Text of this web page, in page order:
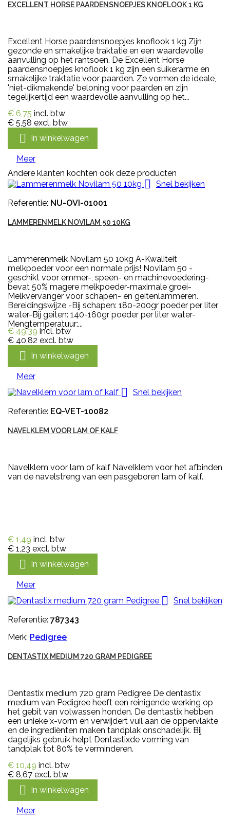
EXCELLENT HORSE PAARDENSNOEPJES KNOFLOOK 1 KG
Excellent Horse paardensnoepjes knoflook 1 kg Zijn
gezonde en smakelijke traktatie en een waardevolle
aanvulling op het rantsoen. De Excellent Horse
paardensnoepjes knoflook 1 kg zijn een suikerarme en
smakelijke traktatie voor paarden. Ze vormen de ideale,
'niet-dikmakende' beloning voor paarden en zijn
tegelijkertijd een waardevolle aanvulling op het...
€ 6,75 incl. btw
€ 5,58 excl. btw
 In winkelwagen
Meer
Andere klanten kochten ook deze producten

Snel bekijken
Referentie: NU-OVI-01001
LAMMERENMELK NOVILAM 50 10KG
Lammerenmelk Novilam 50 10kg A-Kwaliteit
melkpoeder voor een normale prijs! Novilam 50 -
geschikt voor emmer-, speen- en machinevoedering-
bevat 50% magere melkpoeder-maximale groei-
Melkvervanger voor schapen- en geitenlammeren.
Bereidingswijze -Bij schapen: 180-200gr poeder per liter
water-Bij geiten: 140-160gr poeder per liter water-
Mengtemperatuur:...
€ 49,39 incl. btw
€ 40,82 excl. btw
 In winkelwagen
Meer

Snel bekijken
Referentie: EQ-VET-10082
NAVELKLEM VOOR LAM OF KALF
Navelklem voor lam of kalf Navelklem voor het afbinden
van de navelstreng van een pasgeboren lam of kalf.
€ 1,49 incl. btw
€ 1,23 excl. btw
 In winkelwagen
Meer

Snel bekijken
Referentie: 787343
Merk: Pedigree
DENTASTIX MEDIUM 720 GRAM PEDIGREE
Dentastix medium 720 gram Pedigree De dentastix
medium van Pedigree heeft een reinigende werking op
het gebit van volwassen honden. De dentastix hebben
een unieke x-vorm en verwijdert vuil aan de oppervlakte
en de ingrediënten maken tandplak onschadelijk. Bij
dagelijks gebruik helpt Dentastixde vorming van
tandplak tot 80% te verminderen.
€ 10,49 incl. btw
€ 8,67 excl. btw
 In winkelwagen
Meer